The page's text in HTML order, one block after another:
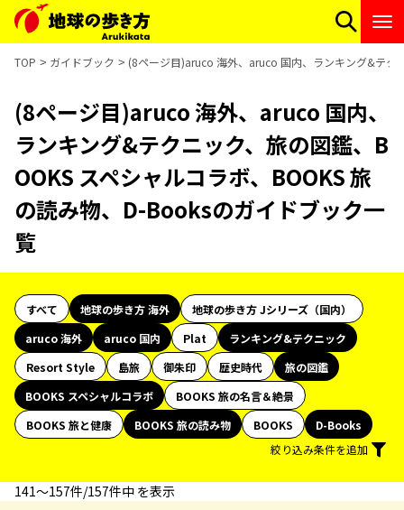
TOP ガイドブック (8ページ目)aruco 海外、aruco 国内、ランキング&テク
(8ページ目)aruco 海外、aruco 国内、
ランキング&テクニック、旅の図鑑、B
OOKS スペシャルコラボ、BOOKS 旅
の読み物、D-Booksのガイドブック一
覧
すべて 地球の歩き方 海外
地球の歩き方 Jシリーズ（国内）
aruco 海外
aruco 国内 Plat
ランキング&テクニック
Resort Style
島旅 御朱印 歴史時代
旅の図鑑
BOOKS スペシャルコラボ
BOOKS 旅の名言＆絶景
BOOKS 旅と健康
BOOKS 旅の読み物 BOOKS
D-Books
絞り込み条件を追加
141〜157件/157件中 を表示